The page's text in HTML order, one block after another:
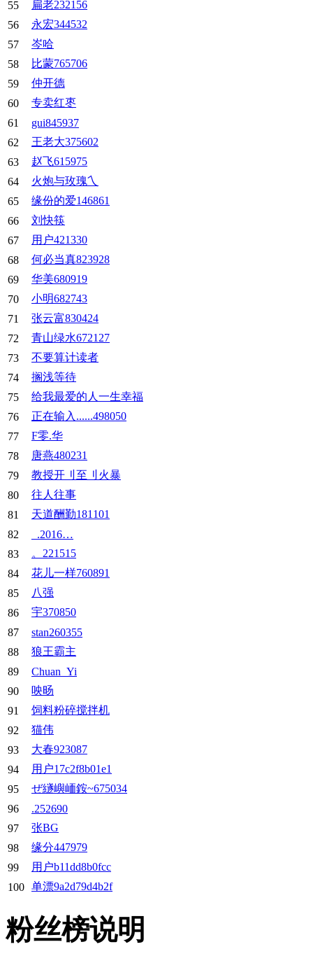
55
扁老232156
56
永宏344532
57
岑哈
58
比蒙765706
59
仲开德
60
专卖红枣
61
gui845937
62
王老大375602
63
赵飞615975
64
火炮与玫瑰乀
65
缘份的爱146861
66
刘快筷
67
用户421330
68
何必当真823928
69
华美680919
70
小明682743
71
张云富830424
72
青山绿水672127
73
不要算计读者
74
搁浅等待
75
给我最爱的人一生幸福
76
正在输入......498050
77
F零.华
78
唐燕480231
79
教授开刂至刂火暴
80
往人往事
81
天道酬勤181101
82
_.2016…
83
。221515
84
花儿一样760891
85
八强
86
宇370850
87
stan260355
88
狼王霸主
89
Chuan_Yi
90
咉旸
91
饲料粉碎搅拌机
92
猫伟
93
大春923087
94
用户17c2f8b01e1
95
ぜ繸嶼峏銨~675034
96
.252690
97
张BG
98
缘分447979
99
用户b11dd8b0fcc
100 单漂9a2d79d4b2f
粉丝榜说明